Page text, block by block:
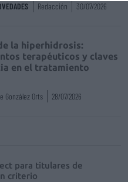
Redacción 30/07/2026
la hiperhidrosis:
terapéuticos y claves
en el tratamiento
González Orts 28/07/2026
para titulares de
criterio